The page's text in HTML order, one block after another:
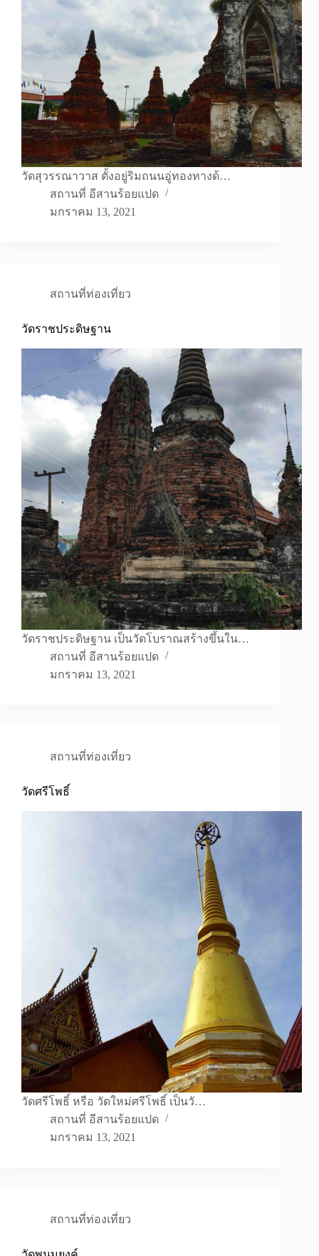
วัดสุวรรณาวาส ตั้งอยู่ริมถนนอู่ทองทางด้…
สถานที่ อีสานร้อยแปด
มกราคม 13, 2021
สถานที่ท่องเที่ยว
วัดราชประดิษฐาน
วัดราชประดิษฐาน เป็นวัดโบราณสร้างขึ้นใน…
สถานที่ อีสานร้อยแปด
มกราคม 13, 2021
สถานที่ท่องเที่ยว
วัดศรีโพธิ์
วัดศรีโพธิ์ หรือ วัดใหม่ศรีโพธิ์ เป็นวั…
สถานที่ อีสานร้อยแปด
มกราคม 13, 2021
สถานที่ท่องเที่ยว